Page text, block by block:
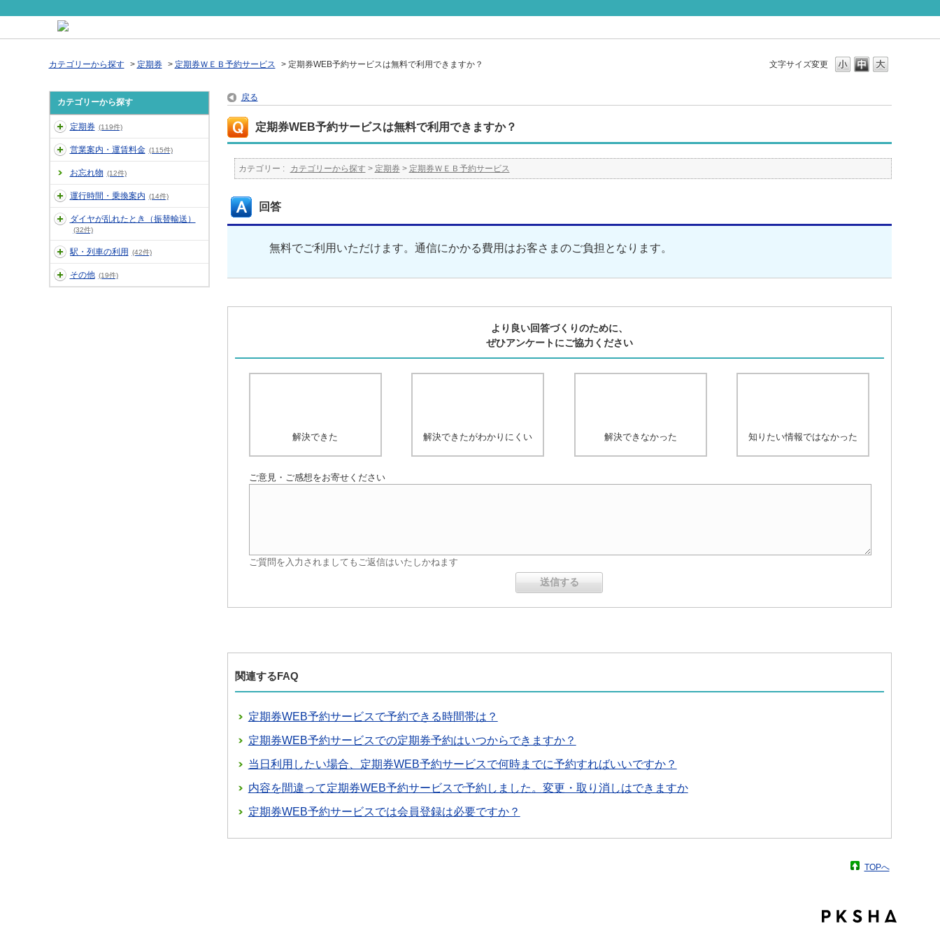
文字サイズ変更
カテゴリーから探す > 定期券 > 定期券ＷＥＢ予約サービス > 定期券WEB予約サービスは無料で利用できますか？
カテゴリーから探す
定期券 (119件)
営業案内・運賃料金 (115件)
お忘れ物 (12件)
運行時間・乗換案内 (14件)
ダイヤが乱れたとき（振替輸送）
(32件)
駅・列車の利用 (42件)
その他 (19件)
戻る
定期券WEB予約サービスは無料で利用できますか？
カテゴリー : カテゴリーから探す > 定期券 > 定期券ＷＥＢ予約サービス
回答
無料でご利用いただけます。通信にかかる費用はお客さまのご負担となります。
より良い回答づくりのために、
ぜひアンケートにご協力ください
解決できた 解決できたがわかりにくい 解決できなかった 知りたい情報ではなかった
ご意見・ご感想をお寄せください
ご質問を入力されましてもご返信はいたしかねます
関連するFAQ
定期券WEB予約サービスで予約できる時間帯は？
定期券WEB予約サービスでの定期券予約はいつからできますか？
当日利用したい場合、定期券WEB予約サービスで何時までに予約すればいいですか？
内容を間違って定期券WEB予約サービスで予約しました。変更・取り消しはできますか
定期券WEB予約サービスでは会員登録は必要ですか？
TOPへ